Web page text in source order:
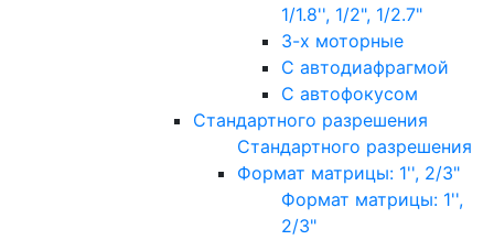
1/1.8'', 1/2", 1/2.7"
3-х моторные
С автодиафрагмой
С автофокусом
Стандартного разрешения
Стандартного разрешения
Формат матрицы: 1'', 2/3"
Формат матрицы: 1'',
2/3"